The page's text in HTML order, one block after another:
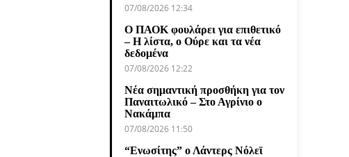
07/08/2026 12:34
Ο ΠΑΟΚ φουλάρει για επιθετικό
– Η λίστα, ο Ούρε και τα νέα
δεδομένα
07/08/2026 12:22
Νέα σημαντική προσθήκη για τον
Παναιτωλικό – Στο Αγρίνιο ο
Νακάμπα
07/08/2026 11:50
“Ενωσίτης” ο Λάντερς Νόλεϊ